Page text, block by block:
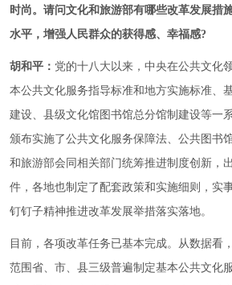
时尚。请问文化和旅游部有哪些改革发展措
水平，增强人民群众的获得感、幸福感?
胡和平： 党的十八大以来，中央在公共文化
本公共文化服务指导标准和地方实施标准、
建设、县级文化馆图书馆总分馆制建设等一
颁布实施了公共文化服务保障法、公共图书
和旅游部会同相关部门统筹推进制度创新，
件，各地也制定了配套政策和实施细则，实
钉钉子精神推进改革发展举措落实落地。
目前，各项改革任务已基本完成。从数据看
范围省、市、县三级普遍制定基本公共文化